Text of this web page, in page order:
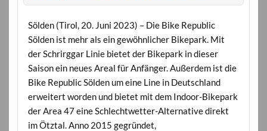
Sölden (Tirol, 20. Juni 2023) – Die Bike Republic
Sölden ist mehr als ein gewöhnlicher Bikepark. Mit
der Schrirggar Linie bietet der Bikepark in dieser
Saison ein neues Areal für Anfänger. Außerdem ist die
Bike Republic Sölden um eine Line in Deutschland
erweitert worden und bietet mit dem Indoor-Bikepark
der Area 47 eine Schlechtwetter-Alternative direkt
im Ötztal. Anno 2015 gegründet,